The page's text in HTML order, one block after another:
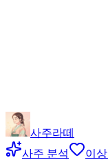
사주라떼
사주 분석
이